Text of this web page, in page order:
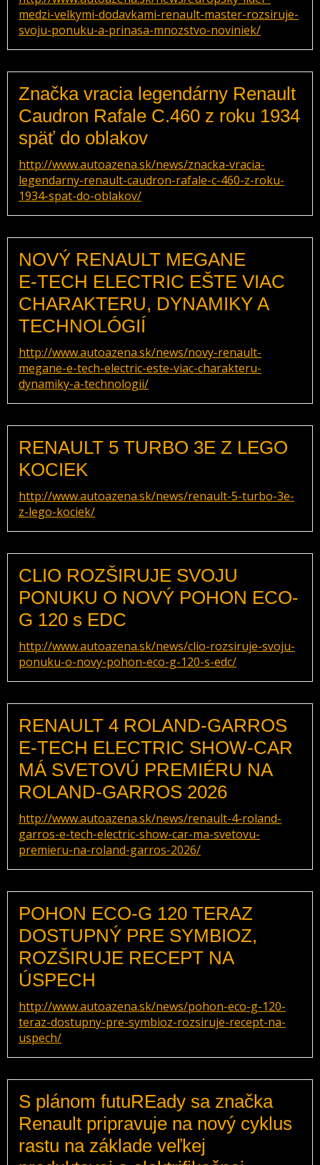
medzi-velkymi-dodavkami-renault-master-rozsiruje-
svoju-ponuku-a-prinasa-mnozstvo-noviniek/
Značka vracia legendárny Renault
Caudron Rafale C.460 z roku 1934
späť do oblakov
http://www.autoazena.sk/news/znacka-vracia-
legendarny-renault-caudron-rafale-c-460-z-roku-
1934-spat-do-oblakov/
NOVÝ RENAULT MEGANE
E‑TECH ELECTRIC EŠTE VIAC
CHARAKTERU, DYNAMIKY A
TECHNOLÓGIÍ
http://www.autoazena.sk/news/novy-renault-
megane-e-tech-electric-este-viac-charakteru-
dynamiky-a-technologii/
RENAULT 5 TURBO 3E Z LEGO
KOCIEK
http://www.autoazena.sk/news/renault-5-turbo-3e-
z-lego-kociek/
CLIO ROZŠIRUJE SVOJU
PONUKU O NOVÝ POHON ECO-
G 120 s EDC
http://www.autoazena.sk/news/clio-rozsiruje-svoju-
ponuku-o-novy-pohon-eco-g-120-s-edc/
RENAULT 4 ROLAND-GARROS
E-TECH ELECTRIC SHOW-CAR
MÁ SVETOVÚ PREMIÉRU NA
ROLAND-GARROS 2026
http://www.autoazena.sk/news/renault-4-roland-
garros-e-tech-electric-show-car-ma-svetovu-
premieru-na-roland-garros-2026/
POHON ECO-G 120 TERAZ
DOSTUPNÝ PRE SYMBIOZ,
ROZŠIRUJE RECEPT NA
ÚSPECH
http://www.autoazena.sk/news/pohon-eco-g-120-
teraz-dostupny-pre-symbioz-rozsiruje-recept-na-
uspech/
S plánom futuREady sa značka
Renault pripravuje na nový cyklus
rastu na základe veľkej